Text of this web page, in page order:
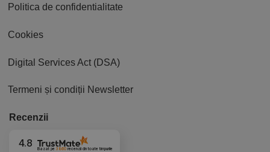
Politica de confidentialitate
Cookies
Digital Services Act (DSA)
Termeni și condiții Newsletter
Recenzii
4.8 Bazat pe 3860 recenziidin toate timpurile